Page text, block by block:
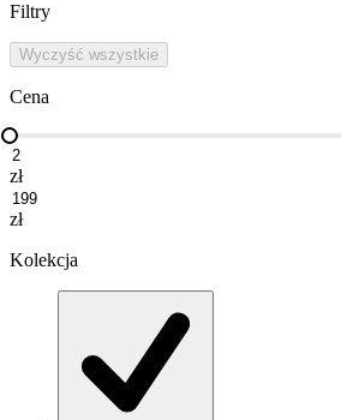
Filtry
Wyczyść wszystkie
Cena
zł
zł
Kolekcja